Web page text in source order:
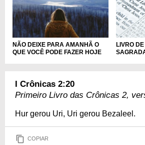
NÃO DEIXE PARA AMANHÃ O
QUE VOCÊ PODE FAZER HOJE
LIVRO
I Crônicas 2:20
Primeiro Livro das Crônicas 2,
Hur gerou Uri, Uri gerou Bezaleel.
COPIAR